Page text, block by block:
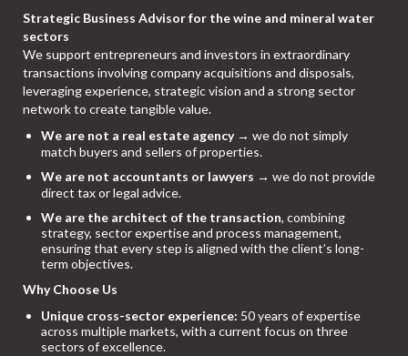
Strategic Business Advisor for the wine and mineral water
sectors
We support entrepreneurs and investors in extraordinary
transactions involving company acquisitions and disposals,
leveraging experience, strategic vision and a strong sector
network to create tangible value.
We are not a real estate agency→ we do not simply
match buyers and sellers of properties.
We are not accountants or lawyers → we do not provide
direct tax or legal advice.
We are the architect of the transaction, combining
strategy, sector expertise and process management,
ensuring that every step is aligned with the client’s long-
term objectives.
Why Choose Us
Unique cross-sector experience: 50 years of expertise
across multiple markets, with a current focus on three
sectors of excellence.